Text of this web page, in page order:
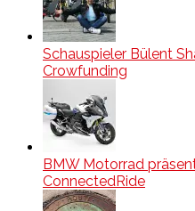
Schauspieler Bülent
Crowfunding
BMW Motorrad
ConnectedRide